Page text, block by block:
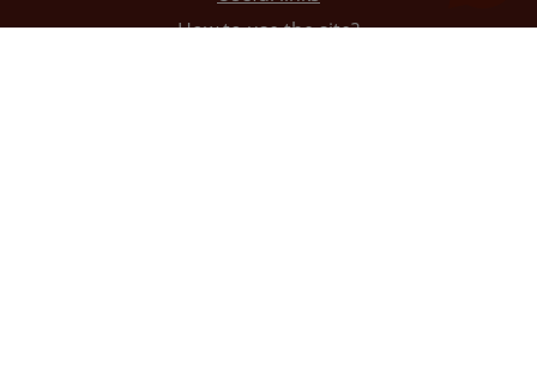
How to use the site?